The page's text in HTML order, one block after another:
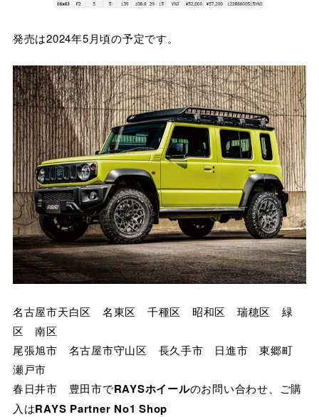
発売は2024年5月頃の予定です。
名古屋市天白区 名東区 千種区 昭和区 瑞穂区 緑
区 南区
尾張旭市 名古屋市守山区 長久手市 日進市 東郷町
瀬戸市
春日井市 豊田市でRAYSホイールのお問い合わせ、ご購
入はRAYS Partner No1 Shop